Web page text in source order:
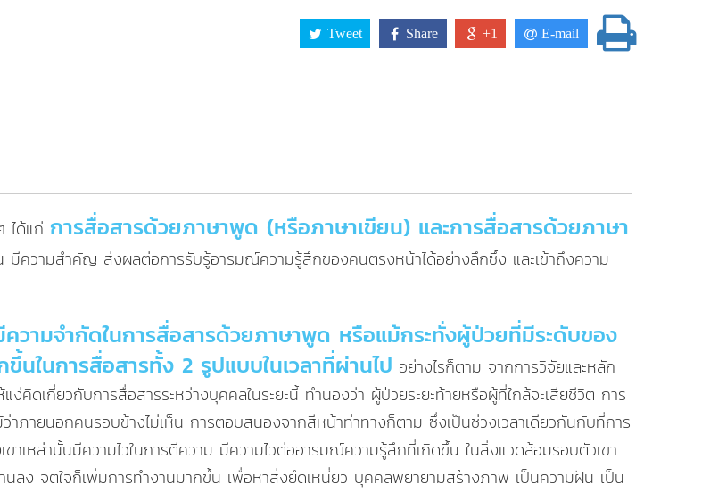
Tweet Share +1 E-mail
ได้แก่ การสื่อสารด้วยภาษาพูด (หรือภาษาเขียน) และการสื่อสารด้วยภาษา
มีความสำคัญ ส่งผลต่อการรับรู้อารมณ์ความรู้สึกของคนตรงหน้าได้อย่างลึกซึ้ง และเข้าถึงความ
วามจำกัดในการสื่อสารด้วยภาษาพูด หรือแม้กระทั่งผู้ป่วยที่มีระดับของ
ในการสื่อสารทั้ง 2 รูปแบบในเวลาที่ผ่านไป อย่างไรก็ตาม จากการวิจัยและหลัก
ดเกี่ยวกับการสื่อสารระหว่างบุคคลในระยะนี้ ทำนองว่า ผู้ป่วยระยะท้ายหรือผู้ที่ใกล้จะเสียชีวิต การ
ภายนอกคนรอบข้างไม่เห็น การตอบสนองจากสีหน้าท่าทางก็ตาม ซึ่งเป็นช่วงเวลาเดียวกันกับที่การ
าเหล่านั้นมีความไวในการตีความ มีความไวต่ออารมณ์ความรู้สึกที่เกิดขึ้น ในสิ่งแวดล้อมรอบตัวเขา
นลง จิตใจก็เพิ่มการทำงานมากขึ้น เพื่อหาสิ่งยึดเหนี่ยว บุคคลพยายามสร้างภาพ เป็นความฝัน เป็น